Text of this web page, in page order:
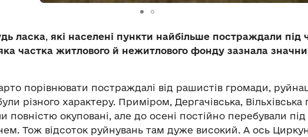
ласка, які населені пункти найбільше постраждали під
частка житлового й нежитлового фонду зазнала
порівнювати постраждалі від рашистів громади,
різного характеру. Приміром, Дергачівська, Вільхівська
повністю окуповані, але до осені постійно перебували
Тож відсоток руйнувань там дуже високий. А ось